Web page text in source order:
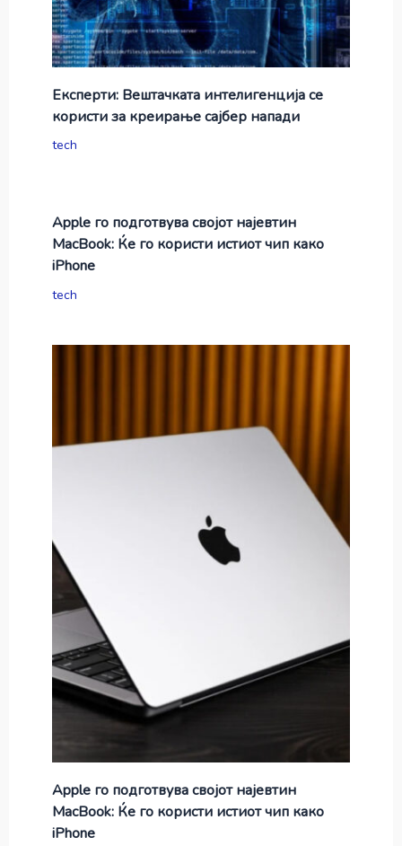
Експерти: Вештачката интелигенција се
користи за креирање сајбер напади
tech
Apple го подготвува својот најевтин
MacBook: Ќе го користи истиот чип како
iPhone
tech
Apple го подготвува својот најевтин
MacBook: Ќе го користи истиот чип како
iPhone